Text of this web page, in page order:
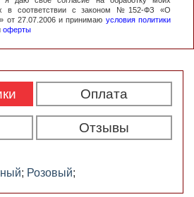
в соответствии с законом №152-ФЗ «О
от 27.07.2006 и принимаю условия политики
оферты
Оплата
Отзывы
; Розовый;